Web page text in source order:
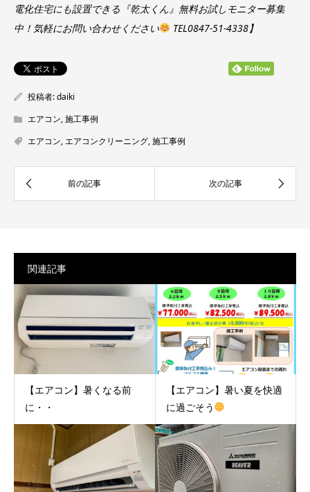
電化住宅にも設置できる『乾太くん』無料お試しモニター募集
中！気軽にお問い合わせください
TEL0847-51-4338】
投稿者:daiki
エアコン,施工事例
エアコン,エアコンクリーニング,施工事例
関連記事
【エアコン】暑くなる前
に・・
【エアコン】暑い夏を快適
に過ごそう